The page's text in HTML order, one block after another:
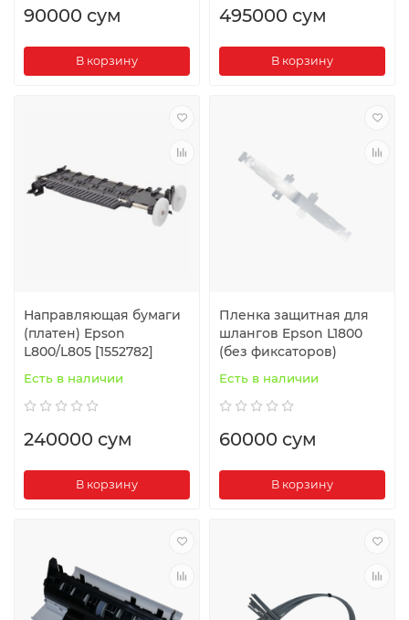
90000 сум
В корзину
495000 сум
В корзину
Направляющая бумаги
(платен) Epson
L800/L805 [1552782]
Есть в наличии
240000 сум
В корзину
Пленка защитная для
шлангов Epson L1800
(без фиксаторов)
Есть в наличии
60000 сум
В корзину